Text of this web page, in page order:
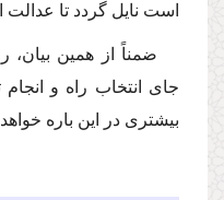
است نایل گردد تا عدالت
ضمناً از همین
جاى انتخاب راه و
بیشترى در این باره